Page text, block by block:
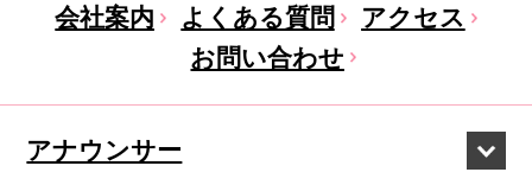
会社案内 よくある質問
アクセス
お問い合わせ
アナウンサー